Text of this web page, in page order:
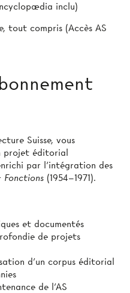
inclu)
tout compris (Accès AS
Suisse, vous
projet éditorial
par l’intégration des
Fonctions (1954–1971).
et documentés
de projets
d’un corpus éditorial
de l’AS